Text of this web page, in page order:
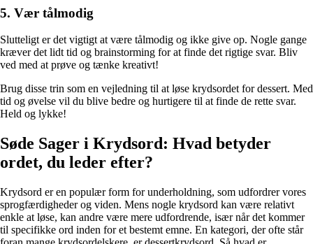
5. Vær tålmodig
Slutteligt er det vigtigt at være tålmodig og ikke give op. Nogle gange
kræver det lidt tid og brainstorming for at finde det rigtige svar. Bliv
ved med at prøve og tænke kreativt!
Brug disse trin som en vejledning til at løse krydsordet for dessert. Med
tid og øvelse vil du blive bedre og hurtigere til at finde de rette svar.
Held og lykke!
Søde Sager i Krydsord: Hvad betyder
ordet, du leder efter?
Krydsord er en populær form for underholdning, som udfordrer vores
sprogfærdigheder og viden. Mens nogle krydsord kan være relativt
enkle at løse, kan andre være mere udfordrende, især når det kommer
til specifikke ord inden for et bestemt emne. En kategori, der ofte står